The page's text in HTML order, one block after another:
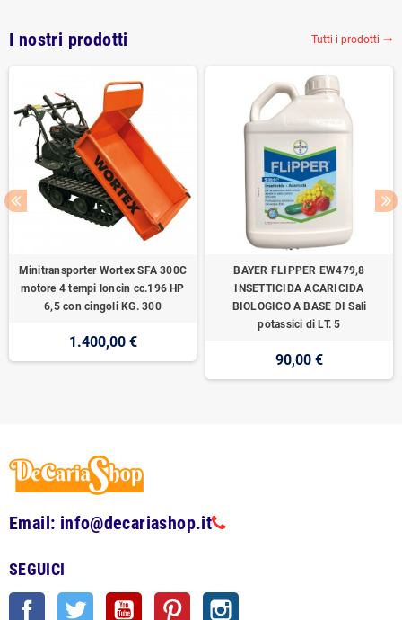
I nostri prodotti Tutti i prodotti trending_flat
Minitransporter Wortex SFA 300C
motore 4 tempi loncin cc.196 HP
6,5 con cingoli KG. 300
1.400,00 €
BAYER FLIPPER EW479,8
INSETTICIDA ACARICIDA
BIOLOGICO A BASE DI Sali
potassici di LT. 5
90,00 €
Email: info@decariashop.it
SEGUICI
Facebook Twitter YouTube Pinterest